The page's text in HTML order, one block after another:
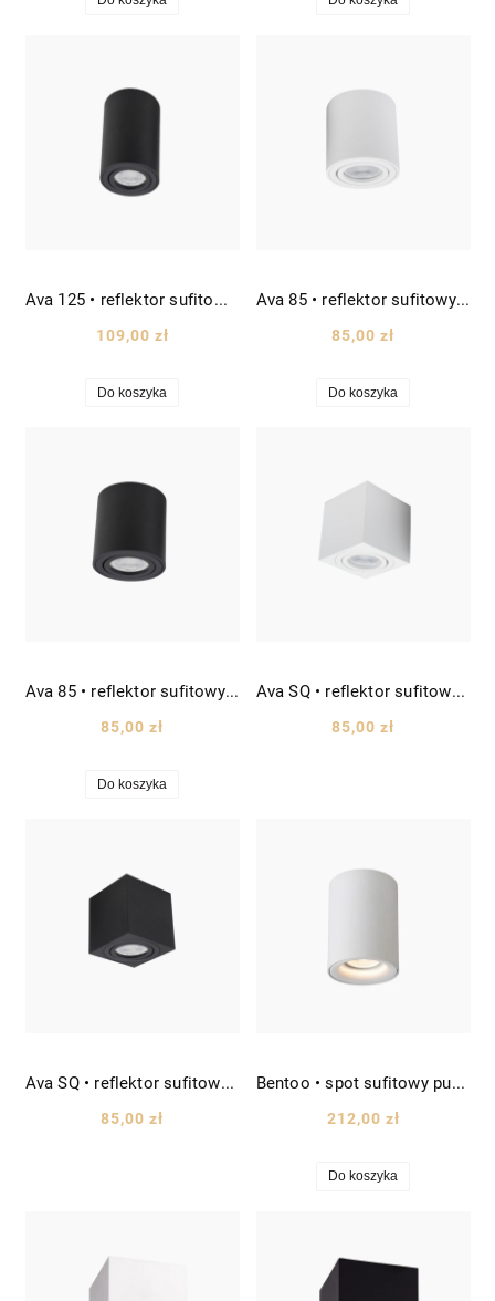
Ava 125 • reflektor sufitowy spot Ø8 czarny
109,00 zł
Do koszyka
Ava 85 • reflektor sufitowy spot Ø8 biały
85,00 zł
Do koszyka
Ava 85 • reflektor sufitowy spot Ø8 czarny
85,00 zł
Do koszyka
Ava SQ • reflektor sufitowy spot kwadratowy szer. 8cm biały
85,00 zł
Ava SQ • reflektor sufitowy spot kwadratowy szer. 8cm czarny
85,00 zł
Bentoo • spot sufitowy punktowy LED cylinder wys. 11cm biały
212,00 zł
Do koszyka